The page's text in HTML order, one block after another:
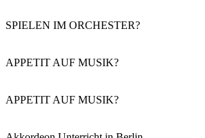
SPIELEN IM ORCHESTER?
APPETIT AUF MUSIK?
APPETIT AUF MUSIK?